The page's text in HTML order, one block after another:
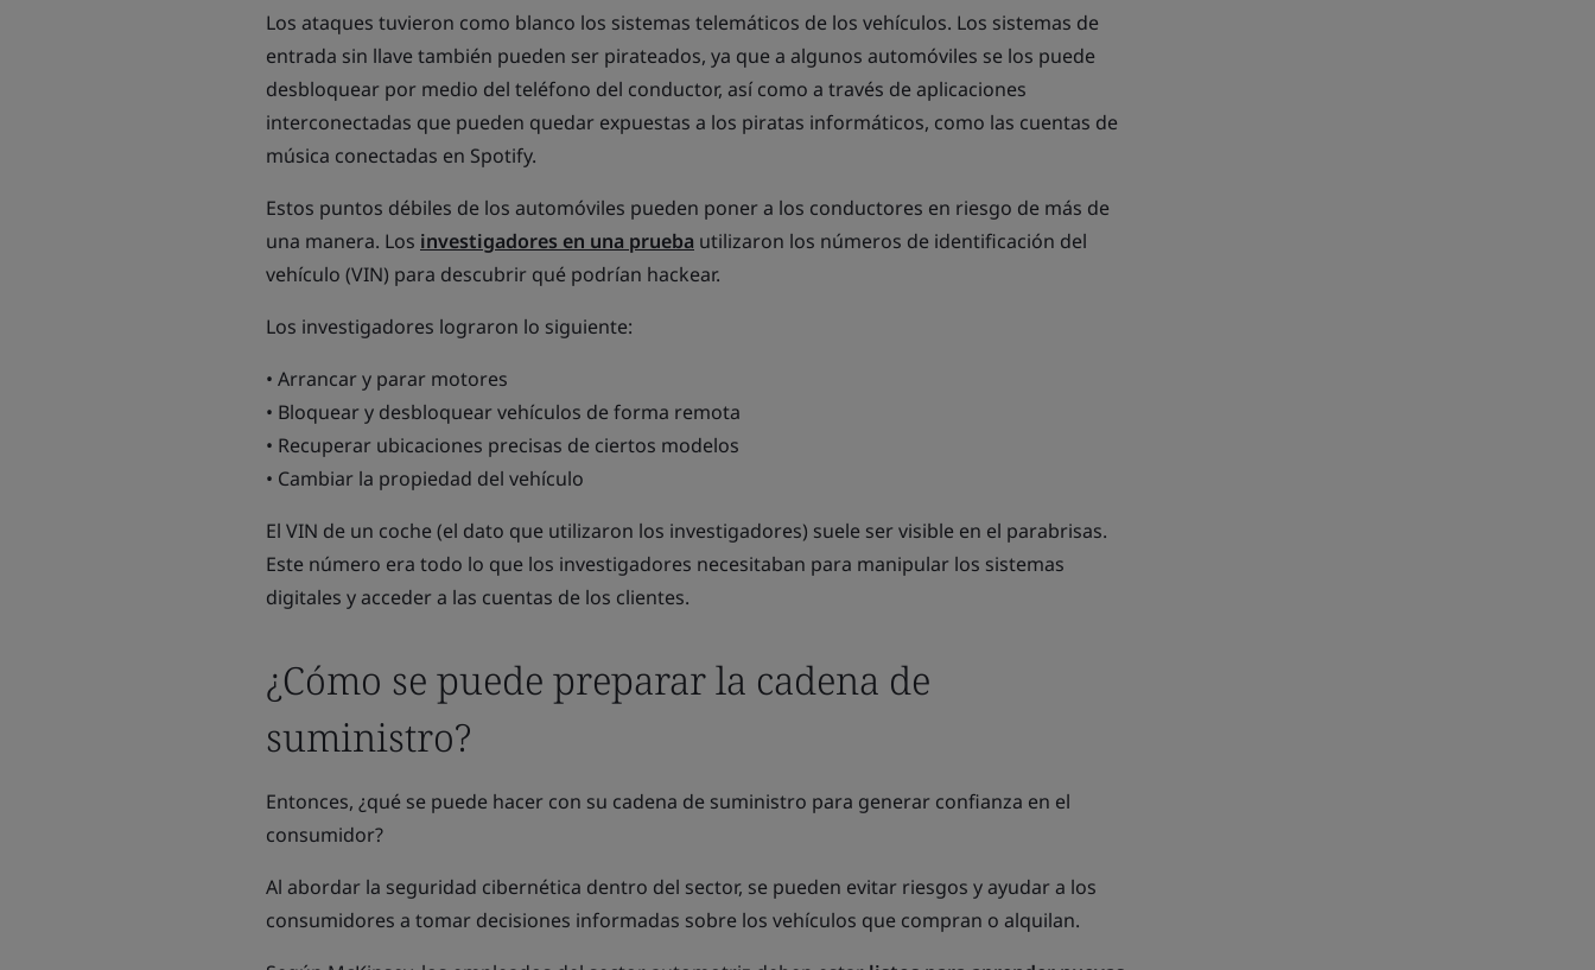
Los ataques tuvieron como blanco los sistemas telemáticos de los vehículos. Los sistemas de
entrada sin llave también pueden ser pirateados, ya que a algunos automóviles se los puede
desbloquear por medio del teléfono del conductor, así como a través de aplicaciones
interconectadas que pueden quedar expuestas a los piratas informáticos, como las cuentas de
música conectadas en Spotify.
Estos puntos débiles de los automóviles pueden poner a los conductores en riesgo de más de
una manera. Los investigadores en una prueba utilizaron los números de identificación del
vehículo (VIN) para descubrir qué podrían hackear.
Los investigadores lograron lo siguiente:
• Arrancar y parar motores
• Bloquear y desbloquear vehículos de forma remota
• Recuperar ubicaciones precisas de ciertos modelos
• Cambiar la propiedad del vehículo
El VIN de un coche (el dato que utilizaron los investigadores) suele ser visible en el parabrisas.
Este número era todo lo que los investigadores necesitaban para manipular los sistemas
digitales y acceder a las cuentas de los clientes.
¿Cómo se puede preparar la cadena de
suministro?
Entonces, ¿qué se puede hacer con su cadena de suministro para generar confianza en el
consumidor?
Al abordar la seguridad cibernética dentro del sector, se pueden evitar riesgos y ayudar a los
consumidores a tomar decisiones informadas sobre los vehículos que compran o alquilan.